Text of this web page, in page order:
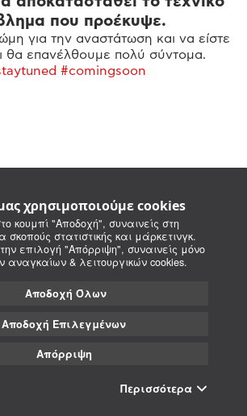
χρησιμοποιούμε cookies
κουμπί "Αποδοχή", συναινείς στη
σκοπούς στατιστικής και μάρκετινγκ.
επιλογή "Απόρριψη", συναινείς μόνο
αναγκαίων & λειτουργικών cookies.
Αποδοχή Όλων
Αποδοχή Επιλεγμένων
Απόρριψη
Περισσότερα
που προέκυψε.
για την αναστάτωση και να είστε
θα επανέλθουμε πολύ σύντομα.
#comingsoon